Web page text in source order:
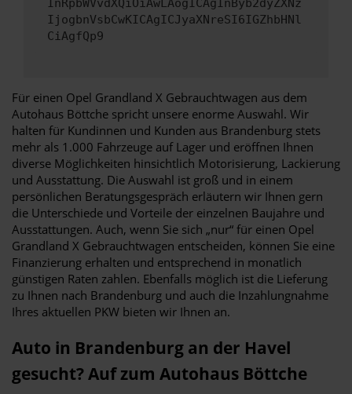
InRpbWVvdXQiOiAwLAogICAgInByb2dyZXNz
IjogbnVsbCwKICAgICJyaXNreSI6IGZhbHNl
CiAgfQp9
Für einen Opel Grandland X Gebrauchtwagen aus dem
Autohaus Böttche spricht unsere enorme Auswahl. Wir
halten für Kundinnen und Kunden aus Brandenburg stets
mehr als 1.000 Fahrzeuge auf Lager und eröffnen Ihnen
diverse Möglichkeiten hinsichtlich Motorisierung, Lackierung
und Ausstattung. Die Auswahl ist groß und in einem
persönlichen Beratungsgespräch erläutern wir Ihnen gern
die Unterschiede und Vorteile der einzelnen Baujahre und
Ausstattungen. Auch, wenn Sie sich „nur“ für einen Opel
Grandland X Gebrauchtwagen entscheiden, können Sie eine
Finanzierung erhalten und entsprechend in monatlich
günstigen Raten zahlen. Ebenfalls möglich ist die Lieferung
zu Ihnen nach Brandenburg und auch die Inzahlungnahme
Ihres aktuellen PKW bieten wir Ihnen an.
Auto in Brandenburg an der Havel
gesucht? Auf zum Autohaus Böttche